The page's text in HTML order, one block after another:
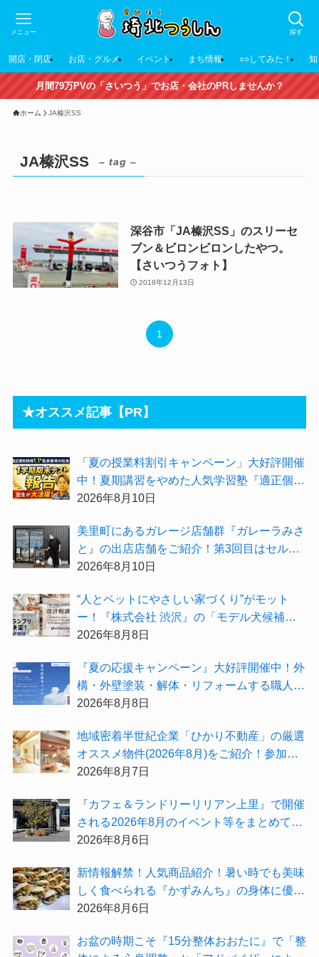
探す
メニュー
開店・閉店 お店・グルメ イベント まち情報 ○○してみた！
月間79万PVの「さいつう」でお店・会社のPRしませんか？
ホーム JA榛沢SS
JA榛沢SS – tag –
深谷市「JA榛沢SS」のスリーセ
ブン＆ビロンビロンしたやつ。
【さいつうフォト】
2018年12月13日
1
★オススメ記事【PR】
「夏の授業料割引キャンペーン」大好評開催
中！夏期講習をやめた人気学習塾『適正個別
指導UP』で本気を解禁してみませんか
2026年8月10日
美里町にあるガレージ店舗群『ガレーラみさ
と』の出店店舗をご紹介！第3回目はセルフ
ホワイトニング専門店「ハピカル」
2026年8月10日
“人とペットにやさしい家づくり”がモット
ー！『株式会社 渋沢』の「モデル犬候補」
が選出されました★『テーマ別 住宅相談
2026年8月8日
『夏の応援キャンペーン』大好評開催中！外
構・外壁塗装・解体・リフォームする職人を
探すなら『街の職人さん.com』がオススメ
2026年8月8日
地域密着半世紀企業「ひかり不動産」の厳選
オススメ物件(2026年8月)をご紹介！参加費
無料『”木の家”新潟工場見学会』のご予約も
2026年8月7日
『カフェ＆ランドリーリリアン上里』で開催
される2026年8月のイベント等をまとめてご
紹介！
2026年8月6日
新情報解禁！人気商品紹介！暑い時でも美味
しく食べられる『かずみんち』の身体に優し
い天然酵母手作り減塩パンを召し上がれ♪
2026年8月6日
お盆の時期こそ『15分整体おおたに』で「整